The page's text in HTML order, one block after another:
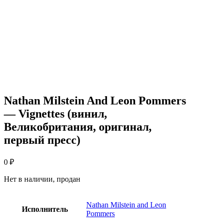
Nathan Milstein And Leon Pommers
— Vignettes (винил,
Великобритания, оригинал,
первый пресс)
0 ₽
Нет в наличии, продан
Исполнитель
Nathan Milstein and Leon
Pommers